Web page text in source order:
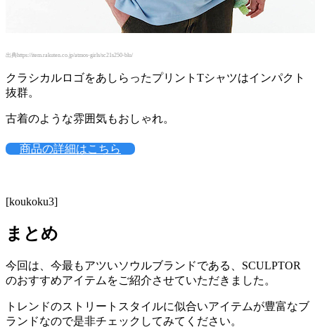
出典https://item.rakuten.co.jp/atmos-girls/sc21s250-blu/
クラシカルロゴをあしらったプリントTシャツはインパクト
抜群。
古着のような雰囲気もおしゃれ。
商品の詳細はこちら
[koukoku3]
まとめ
今回は、今最もアツいソウルブランドである、SCULPTOR
のおすすめアイテムをご紹介させていただきました。
トレンドのストリートスタイルに似合いアイテムが豊富なブ
ランドなので是非チェックしてみてください。